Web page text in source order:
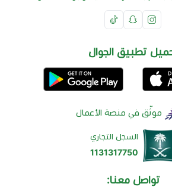
تطبيق الجوال
موثّق في منصة الأعمال
السجل التجاري
1131317750
تواصل معنا: